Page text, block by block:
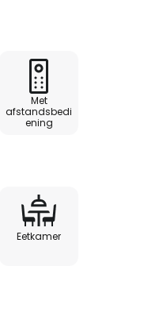
kenmerken
De plafondlamp
een aangename
verlichting in uw
Met
afstandsbedi
ening
Eetkamer